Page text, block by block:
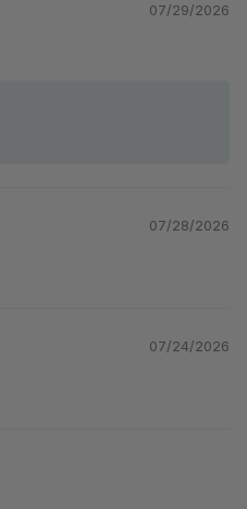
07/29/2026
07/28/2026
07/24/2026